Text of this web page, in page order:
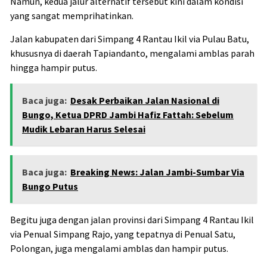
yang sangat memprihatinkan.
Jalan kabupaten dari Simpang 4 Rantau Ikil via Pulau Batu,
khususnya di daerah Tapiandanto, mengalami amblas parah
hingga hampir putus.
Baca juga: Desak Perbaikan Jalan Nasional di
Bungo, Ketua DPRD Jambi Hafiz Fattah: Sebelum
Mudik Lebaran Harus Selesai
Baca juga: Breaking News: Jalan Jambi-Sumbar Via
Bungo Putus
Begitu juga dengan jalan provinsi dari Simpang 4 Rantau Ikil
via Penual Simpang Rajo, yang tepatnya di Penual Satu,
Polongan, juga mengalami amblas dan hampir putus.